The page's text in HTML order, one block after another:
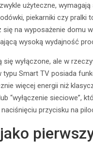
użyteczne, wymagają
piekarniki czy pralki
na wyposażenie domu
wysoką wydajność
wyłączone, ale w
Smart TV posiada
więcej energii niż
“wyłączenie sieciowe”,
przycisku na